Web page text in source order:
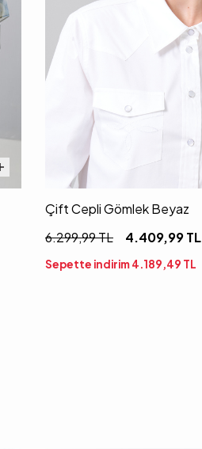
Çift Cepli Gömlek Beyaz
6.299,99TL 4.409,99TL
Sepette indirim4.189,49 TL